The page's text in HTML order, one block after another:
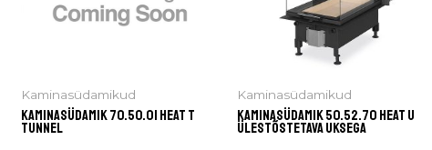
Kaminasüdamikud
Kaminasüdamik 70.50.01 HEAT T
tunnel
Kaminasüdamikud
Kaminasüdamik 50.52.70 HEAT U
ülestõstetava uksega